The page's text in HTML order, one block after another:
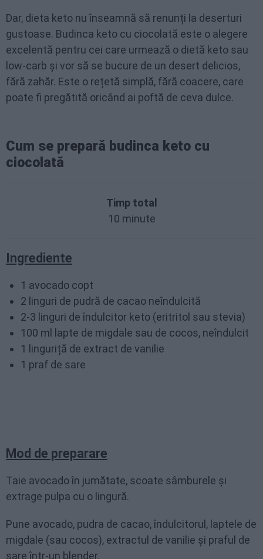
Dar, dieta keto nu înseamnă să renunți la deserturi
gustoase. Budinca keto cu ciocolată este o alegere
excelentă pentru cei care urmează o dietă keto sau
low-carb și vor să se bucure de un desert delicios,
fără zahăr. Este o rețetă simplă, fără coacere, care
poate fi pregătită oricând ai poftă de ceva dulce.
Cum se prepară budinca keto cu
ciocolată
Timp total
10 minute
Ingrediente
1 avocado copt
2 linguri de pudră de cacao neîndulcită
2-3 linguri de îndulcitor keto (eritritol sau stevia)
100 ml lapte de migdale sau de cocos, neîndulcit
1 linguriță de extract de vanilie
1 praf de sare
Mod de preparare
Taie avocado în jumătate, scoate sâmburele și
extrage pulpa cu o lingură.
Pune avocado, pudra de cacao, îndulcitorul, laptele de
migdale (sau cocos), extractul de vanilie și praful de
sare într-un blender.